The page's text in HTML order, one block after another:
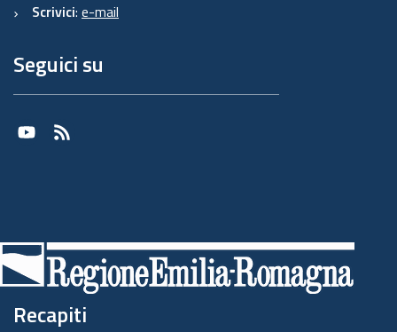
Scrivici: e-mail
Seguici su
Youtube
RSS
Recapiti